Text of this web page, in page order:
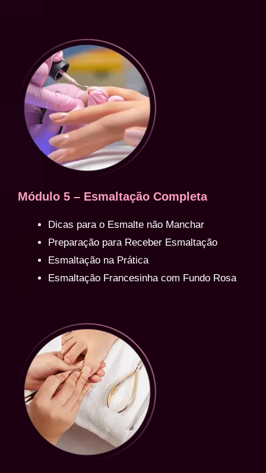
Módulo 5 – Esmaltação Completa
Dicas para o Esmalte não Manchar
Preparação para Receber Esmaltação
Esmaltação na Prática
Esmaltação Francesinha com Fundo Rosa